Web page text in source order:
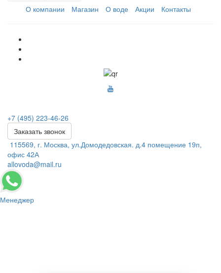
О компании Магазин О воде Акции Контакты
+7 (495) 223-46-26
Заказать звонок
115569, г. Москва, ул.Домодедовская. д.4 помещение 19п,
офис 42А
allovoda@mail.ru
Менеджер